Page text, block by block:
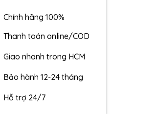
Chính hãng 100%
Thanh toán online/COD
Giao nhanh trong HCM
Bảo hành 12-24 tháng
Hỗ trợ 24/7